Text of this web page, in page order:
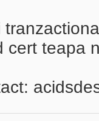
cert teapa